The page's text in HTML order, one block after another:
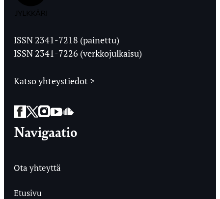
Ylioppilaslehti
ISSN 2341-7218 (painettu)
ISSN 2341-7226 (verkkojulkaisu)
Katso yhteystiedot >
Facebook
Twitter
Instagram
YouTube
SoundCloud
Navigaatio
Ota yhteyttä
Etusivu